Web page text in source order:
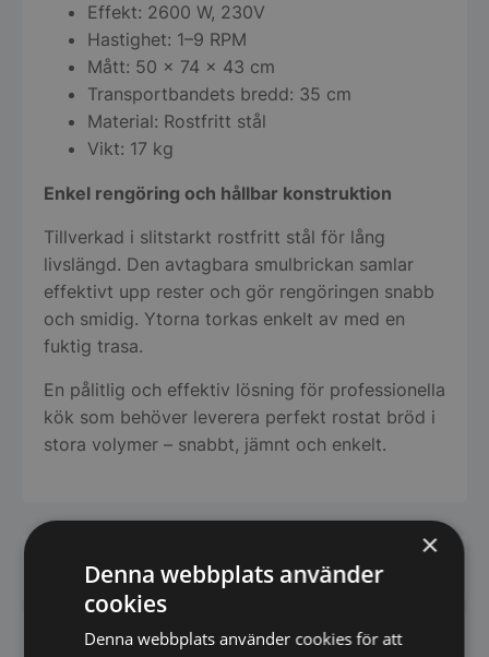
Effekt: 2600 W, 230V
Hastighet: 1–9 RPM
Mått: 50 x 74 x 43 cm
Transportbandets bredd: 35 cm
Material: Rostfritt stål
Vikt: 17 kg
Enkel rengöring och hållbar konstruktion
Tillverkad i slitstarkt rostfritt stål för lång
livslängd. Den avtagbara smulbrickan samlar
effektivt upp rester och gör rengöringen snabb
och smidig. Ytorna torkas enkelt av med en
fuktig trasa.
En pålitlig och effektiv lösning för professionella
kök som behöver leverera perfekt rostat bröd i
stora volymer – snabbt, jämnt och enkelt.
Har du frågor om produkten? Klicka här
Vi prisjämför - Klicka här
×
Denna webbplats använder
cookies
Denna webbplats använder cookies för att